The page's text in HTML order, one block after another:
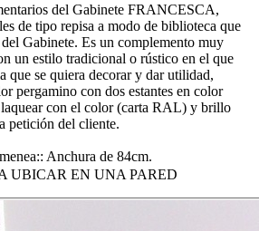
del Gabinete FRANCESCA,
de tipo repisa a modo de biblioteca que
Gabinete. Es un complemento muy
un estilo tradicional o rústico en el que
que se quiera decorar y dar utilidad,
pergamino con dos estantes en color
laquear con el color (carta RAL) y brillo
petición del cliente.
Anchura de 84cm.
UBICAR EN UNA PARED